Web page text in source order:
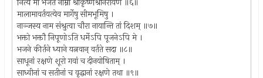
मालामावर्तयत्येव मार्गेषु सीमभूमिषु ।
नाञ्जस्य नाम संश्रुत्वा चौरा नायान्ति तां दिशम् ॥७॥
भक्तो भक्तौ निपूणोऽति धर्मेऽपि पूजनेऽपि मे ।
भजने कीर्तने ध्याने यत्नवान् वर्तते सदा ॥८॥
साधूनां रक्षणे शूरो गवां च दीनयोषिताम् ।
साध्वीनां च सतीनां च वृद्धानां रक्षणे तथा ॥९॥